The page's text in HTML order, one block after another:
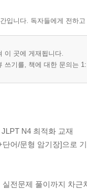
입니다. 독자들에게 전하
이 곳에 게재됩니다.
쓰기를, 책에 대한 문의는
N4 최적화 교재
어/문형 암기장]으로
전문제 풀이까지 차